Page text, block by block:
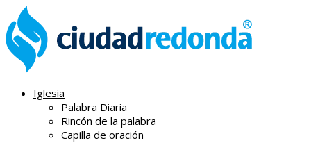
Iglesia
Palabra Diaria
Rincón de la palabra
Capilla de oración